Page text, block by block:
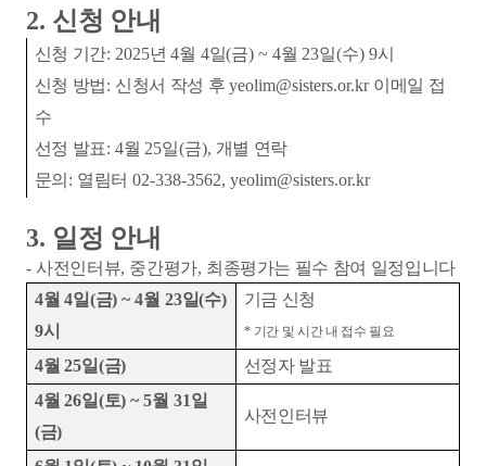
2. 신청 안내
신청 기간: 2025년4월 4일(금) ~ 4월 23일(수) 9시
신청 방법: 신청서 작성 후 yeolim@sisters.or.kr 이메일 접
수
선정 발표: 4월 25일(금), 개별 연락
문의 : 열림터 02-338-3562, yeolim@sisters.or.kr
3. 일정 안내
- 사전인터뷰, 중간평가, 최종평가는 필수 참여 일정입니다
4월4일(금) ~ 4월 23일(수)
9시
기금 신청
* 기간 및 시간 내 접수 필요
4월25일(금)
선정자 발표
4월26일(토) ~ 5월 31일
(금)
사전인터뷰